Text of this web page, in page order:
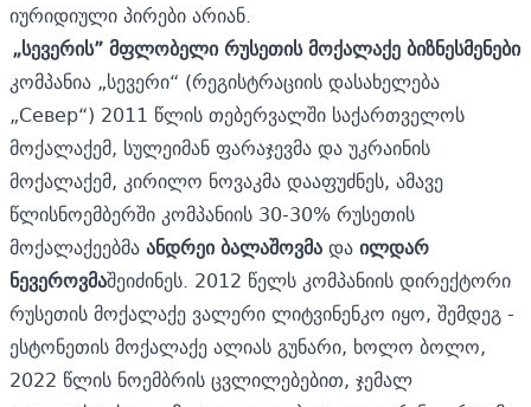
იურიდიული პირები არიან.
„სევერის”მფლობელირუსეთისმოქალაქებიზნესმენები
კომპანია „სევერი“ (რეგისტრაციის დასახელება
„Север“) 2011 წლის თებერვალში საქართველოს
მოქალაქემ, სულეიმან ფარაჯევმა და უკრაინის
მოქალაქემ, კირილო ნოვაკმა დააფუძნეს, ამავე
წლისნოემბერში კომპანიის 30-30% რუსეთის
მოქალაქეებმაანდრეიბალაშოვმადაილდარ
ნევეროვმაშეიძინეს. 2012 წელს კომპანიის დირექტორი
რუსეთის მოქალაქე ვალერი ლიტვინენკო იყო, შემდეგ -
ესტონეთის მოქალაქე ალიას გუნარი, ხოლო ბოლო,
2022 წლის ნოემბრის ცვლილებებით, ჯემალ